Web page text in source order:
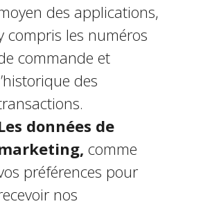
des applications,
compris les numéros
commande et
des
données de
comme
préférences pour
nos